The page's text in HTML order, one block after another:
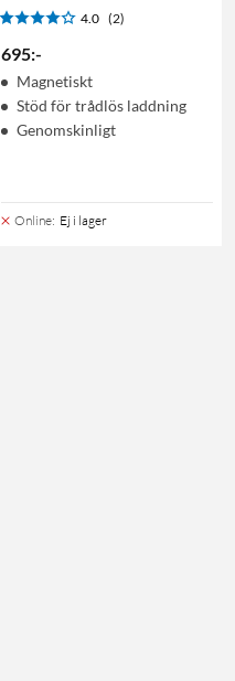
4.0 (2)
695:-
Magnetiskt
Stöd för trådlös laddning
Genomskinligt
Online: Ej i lager